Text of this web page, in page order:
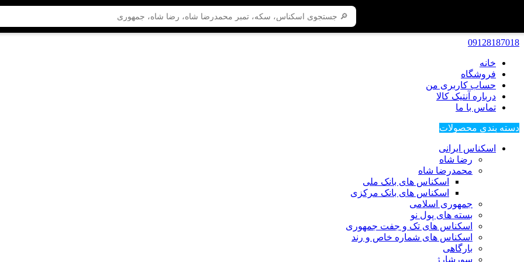
09128187018
خانه
فروشگاه
حساب کاربری من
درباره آنتیک کالا
تماس با ما
دسته بندی محصولات
اسکناس ایرانی
رضا شاه
محمدرضا شاه
اسکناس های بانک ملی
اسکناس های بانک مرکزی
جمهوری اسلامی
بسته های پول نو
اسکناس های تک و جفت جمهوری
اسکناس های شماره خاص و رند
بارگاهی
سورشارژ